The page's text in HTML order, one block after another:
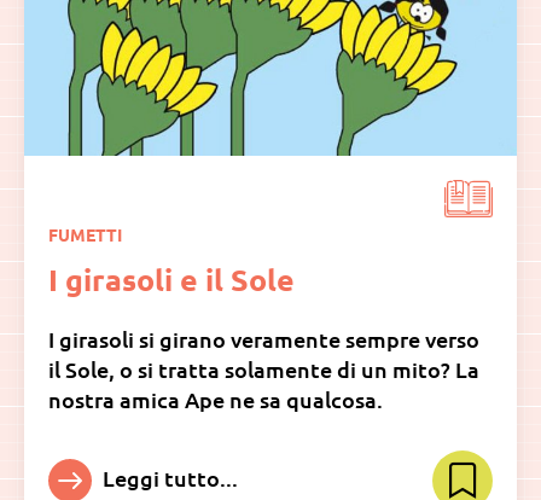
FUMETTI
I girasoli e il Sole
I girasoli si girano veramente sempre verso
il Sole, o si tratta solamente di un mito? La
nostra amica Ape ne sa qualcosa.
Leggi tutto...